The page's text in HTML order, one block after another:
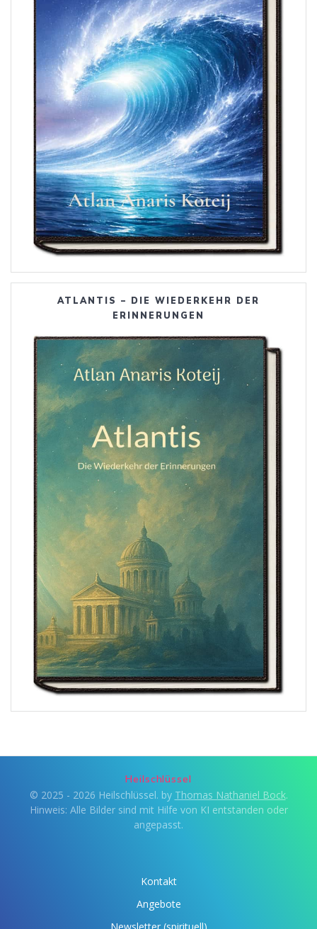
ATLANTIS – DIE WIEDERKEHR DER
ERINNERUNGEN
Heilschlüssel
© 2025 - 2026 Heilschlüssel. by Thomas Nathaniel Bock.
Hinweis: Alle Bilder sind mit Hilfe von KI entstanden oder
angepasst.
Kontakt
Angebote